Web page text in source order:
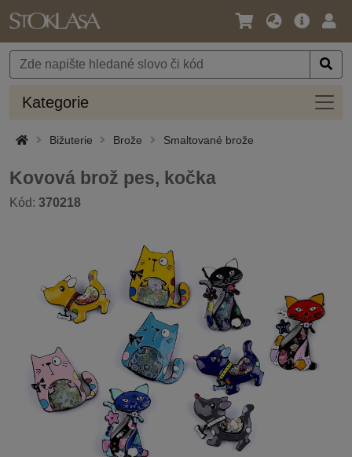
Jazyk
Měna
Hlavní
Kategorie
Bižuterie Brože Smaltované brože
Kovová brož pes, kočka
Kód: 370218